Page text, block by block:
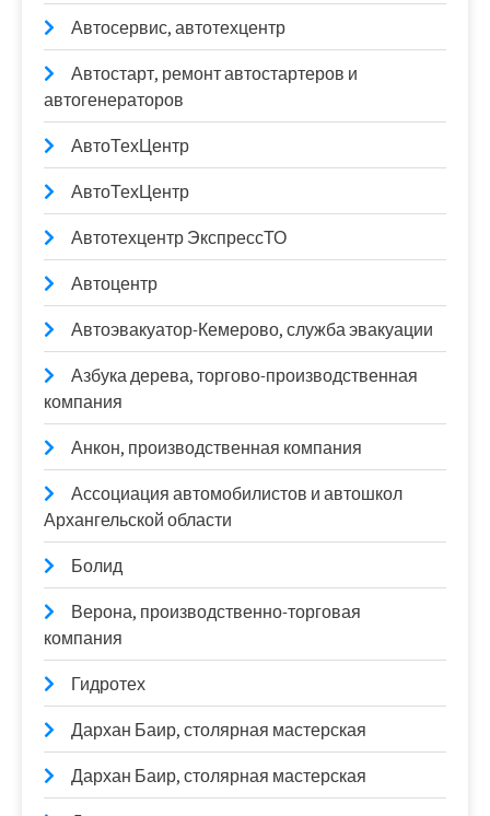
Автосервис, автотехцентр
Автостарт, ремонт автостартеров и
автогенераторов
АвтоТехЦентр
АвтоТехЦентр
Автотехцентр ЭкспрессТО
Автоцентр
Автоэвакуатор-Кемерово, служба эвакуации
Азбука дерева, торгово-производственная
компания
Анкон, производственная компания
Ассоциация автомобилистов и автошкол
Архангельской области
Болид
Верона, производственно-торговая
компания
Гидротех
Дархан Баир, столярная мастерская
Дархан Баир, столярная мастерская